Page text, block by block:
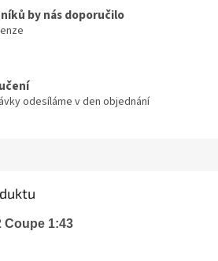
by nás doporučilo
odesíláme v den objednání
Coupe 1:43